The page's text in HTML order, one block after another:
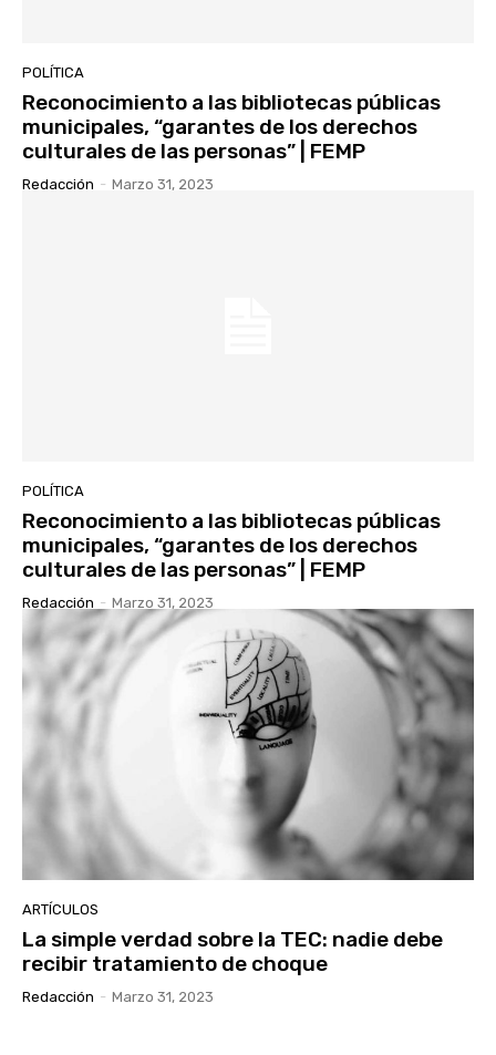
POLÍTICA
Reconocimiento a las bibliotecas públicas
municipales, “garantes de los derechos
culturales de las personas” | FEMP
Redacción - Marzo 31, 2023
POLÍTICA
Reconocimiento a las bibliotecas públicas
municipales, “garantes de los derechos
culturales de las personas” | FEMP
Redacción - Marzo 31, 2023
ARTÍCULOS
La simple verdad sobre la TEC: nadie debe
recibir tratamiento de choque
Redacción - Marzo 31, 2023